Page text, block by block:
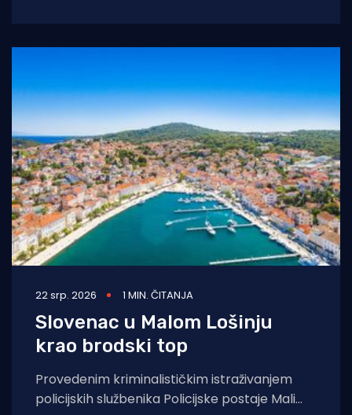
22 srp. 2026 1 MIN. ČITANJA
Slovenac u Malom Lošinju
krao brodski top
Provedenim kriminalističkim istraživanjem
policijskih službenika Policijske postaje Mali